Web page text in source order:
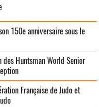
150e anniversaire sous le
Huntsman World Senior
Française de Judo et